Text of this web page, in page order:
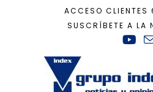
ACCESO CLIENTES
SUSCRÍBETE A LA
tipos de interés